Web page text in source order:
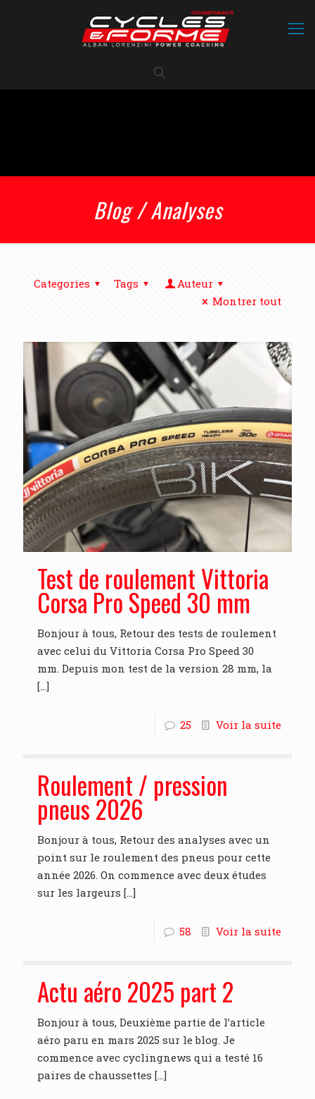
Blog / Analyses
Categories Tags
Auteur
Montrer tout
Test de roulement Vittoria
Corsa Pro Speed 30 mm
Bonjour à tous, Retour des tests de roulement
avec celui du Vittoria Corsa Pro Speed 30
mm. Depuis mon test de la version 28 mm, la
[…]
25 Voir la suite
Roulement / pression
pneus 2026
Bonjour à tous, Retour des analyses avec un
point sur le roulement des pneus pour cette
année 2026. On commence avec deux études
sur les largeurs […]
58 Voir la suite
Actu aéro 2025 part 2
Bonjour à tous, Deuxième partie de l’article
aéro paru en mars 2025 sur le blog. Je
commence avec cyclingnews qui a testé 16
paires de chaussettes […]